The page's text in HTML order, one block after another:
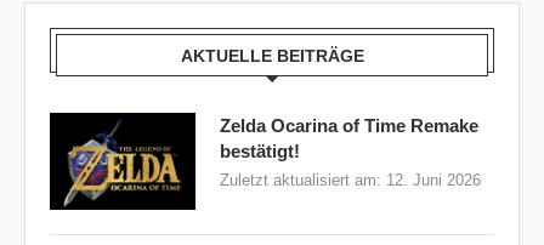
AKTUELLE BEITRÄGE
Zelda Ocarina of Time Remake
bestätigt!
Zuletzt aktualisiert am: 12. Juni 2026